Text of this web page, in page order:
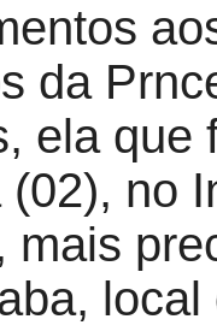
da
ela que
(02), no
mais